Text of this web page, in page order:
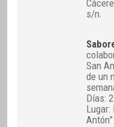
s/n.
San
de un
Días:
Lugar: